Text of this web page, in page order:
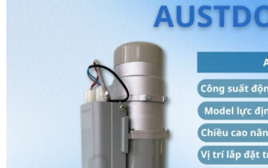
Công trình dân dụng
Công trình biệt thự
Nhà máy & Showroom
Tìm kiếm: